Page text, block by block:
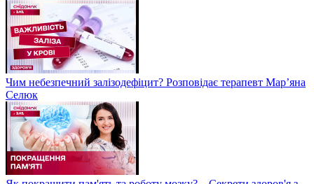
Чим небезпечний залізодефіцит? Розповідає терапевт Мар’яна
Селюк